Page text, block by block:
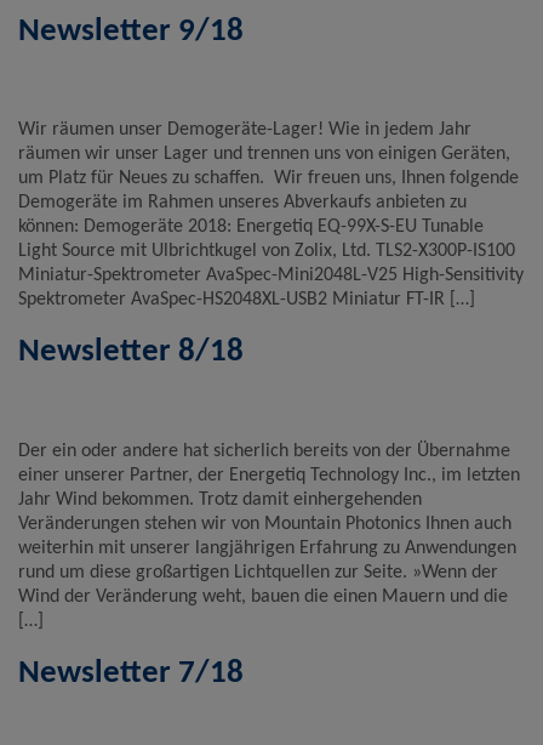
Newsletter 9/18
Wir räumen unser Demogeräte-Lager! Wie in jedem Jahr
räumen wir unser Lager und trennen uns von einigen Geräten,
um Platz für Neues zu schaffen. Wir freuen uns, Ihnen folgende
Demogeräte im Rahmen unseres Abverkaufs anbieten zu
können: Demogeräte 2018: Energetiq EQ-99X-S-EU Tunable
Light Source mit Ulbrichtkugel von Zolix, Ltd. TLS2-X300P-IS100
Miniatur-Spektrometer AvaSpec-Mini2048L-V25 High-Sensitivity
Spektrometer AvaSpec-HS2048XL-USB2 Miniatur FT-IR […]
Newsletter 8/18
Der ein oder andere hat sicherlich bereits von der Übernahme
einer unserer Partner, der Energetiq Technology Inc., im letzten
Jahr Wind bekommen. Trotz damit einhergehenden
Veränderungen stehen wir von Mountain Photonics Ihnen auch
weiterhin mit unserer langjährigen Erfahrung zu Anwendungen
rund um diese großartigen Lichtquellen zur Seite. »Wenn der
Wind der Veränderung weht, bauen die einen Mauern und die
[…]
Newsletter 7/18